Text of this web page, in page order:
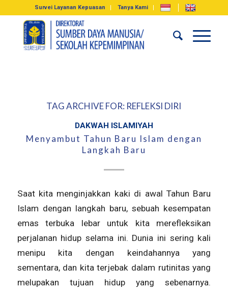
Survei Layanan Kepuasan Tanya Kami
TAG ARCHIVE FOR: REFLEKSI DIRI
DAKWAH ISLAMIYAH
Menyambut Tahun Baru Islam dengan
Langkah Baru
Saat kita menginjakkan kaki di awal Tahun Baru
Islam dengan langkah baru, sebuah kesempatan
emas terbuka lebar untuk kita merefleksikan
perjalanan hidup selama ini. Dunia ini sering kali
menipu kita dengan keindahannya yang
sementara, dan kita terjebak dalam rutinitas yang
melupakan tujuan hidup yang sebenarnya.